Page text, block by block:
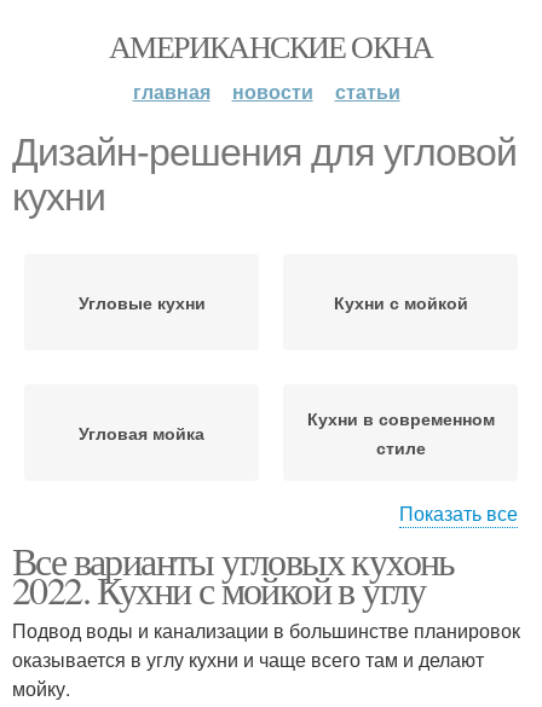
АМЕРИКАНСКИЕ ОКНА
главная новости статьи
Дизайн-решения для угловой
кухни
Угловые кухни Кухни с мойкой
Угловая мойка
Кухни в современном
стиле
решения
Угловая плита
Угловые системы
Показать все
Все варианты угловых кухонь
2022. Кухни с мойкой в углу
Подвод воды и канализации в большинстве планировок
оказывается в углу кухни и чаще всего там и делают
мойку.